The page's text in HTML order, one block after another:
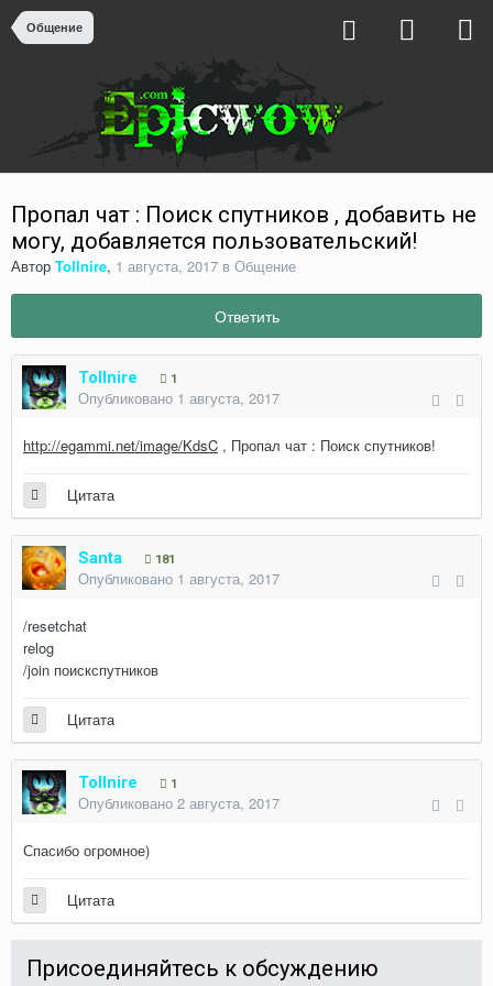
Общение
Пропал чат : Поиск спутников , добавить не
могу, добавляется пользовательский!
Автор Tollnire, 1 августа, 2017 в Общение
Ответить
Tollnire 1
Опубликовано 1 августа, 2017
http://egammi.net/image/KdsC , Пропал чат : Поиск спутников!
Цитата
Santa 181
Опубликовано 1 августа, 2017
/resetchat
relog
/join поискспутников
Цитата
Tollnire 1
Опубликовано 2 августа, 2017
Спасибо огромное)
Цитата
Присоединяйтесь к обсуждению